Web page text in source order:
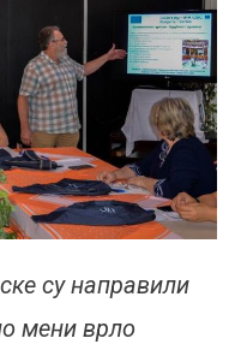
су направили
мени врло